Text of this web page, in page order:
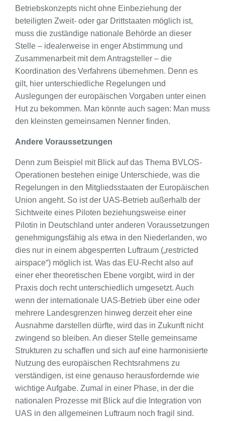
Betriebskonzepts nicht ohne Einbeziehung der
beteiligten Zweit- oder gar Drittstaaten möglich ist,
muss die zuständige nationale Behörde an dieser
Stelle – idealerweise in enger Abstimmung und
Zusammenarbeit mit dem Antragsteller – die
Koordination des Verfahrens übernehmen. Denn es
gilt, hier unterschiedliche Regelungen und
Auslegungen der europäischen Vorgaben unter einen
Hut zu bekommen. Man könnte auch sagen: Man muss
den kleinsten gemeinsamen Nenner finden.
Andere Voraussetzungen
Denn zum Beispiel mit Blick auf das Thema BVLOS-
Operationen bestehen einige Unterschiede, was die
Regelungen in den Mitgliedsstaaten der Europäischen
Union angeht. So ist der UAS-Betrieb außerhalb der
Sichtweite eines Piloten beziehungsweise einer
Pilotin in Deutschland unter anderen Voraussetzungen
genehmigungsfähig als etwa in den Niederlanden, wo
dies nur in einem abgesperrten Luftraum („restricted
airspace“) möglich ist. Was das EU-Recht also auf
einer eher theoretischen Ebene vorgibt, wird in der
Praxis doch recht unterschiedlich umgesetzt. Auch
wenn der internationale UAS-Betrieb über eine oder
mehrere Landesgrenzen hinweg derzeit eher eine
Ausnahme darstellen dürfte, wird das in Zukunft nicht
zwingend so bleiben. An dieser Stelle gemeinsame
Strukturen zu schaffen und sich auf eine harmonisierte
Nutzung des europäischen Rechtsrahmens zu
verständigen, ist eine genauso herausfordernde wie
wichtige Aufgabe. Zumal in einer Phase, in der die
nationalen Prozesse mit Blick auf die Integration von
UAS in den allgemeinen Luftraum noch fragil sind.